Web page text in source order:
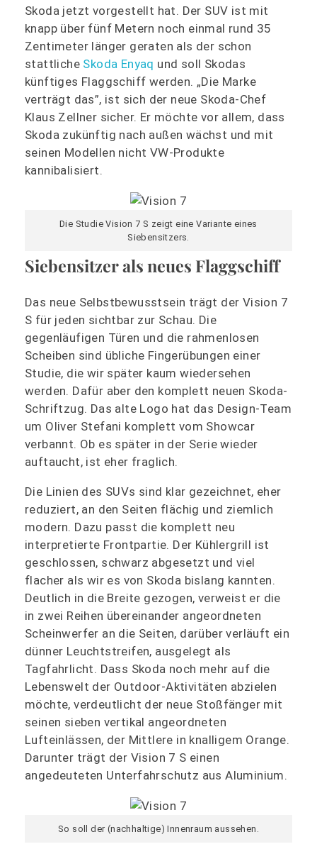
Skoda jetzt vorgestellt hat. Der SUV ist mit
knapp über fünf Metern noch einmal rund 35
Zentimeter länger geraten als der schon
stattliche Skoda Enyaq und soll Skodas
künftiges Flaggschiff werden. „Die Marke
verträgt das”, ist sich der neue Skoda-Chef
Klaus Zellner sicher. Er möchte vor allem, dass
Skoda zukünftig nach außen wächst und mit
seinen Modellen nicht VW-Produkte
kannibalisiert.
Die Studie Vision 7 S zeigt eine Variante eines
Siebensitzers.
Siebensitzer als neues Flaggschiff
Das neue Selbstbewusstsein trägt der Vision 7
S für jeden sichtbar zur Schau. Die
gegenläufigen Türen und die rahmenlosen
Scheiben sind übliche Fingerübungen einer
Studie, die wir später kaum wiedersehen
werden. Dafür aber den komplett neuen Skoda-
Schriftzug. Das alte Logo hat das Design-Team
um Oliver Stefani komplett vom Showcar
verbannt. Ob es später in der Serie wieder
auftaucht, ist eher fraglich.
Die Linien des SUVs sind klar gezeichnet, eher
reduziert, an den Seiten flächig und ziemlich
modern. Dazu passt die komplett neu
interpretierte Frontpartie. Der Kühlergrill ist
geschlossen, schwarz abgesetzt und viel
flacher als wir es von Skoda bislang kannten.
Deutlich in die Breite gezogen, verweist er die
in zwei Reihen übereinander angeordneten
Scheinwerfer an die Seiten, darüber verläuft ein
dünner Leuchtstreifen, ausgelegt als
Tagfahrlicht. Dass Skoda noch mehr auf die
Lebenswelt der Outdoor-Aktivitäten abzielen
möchte, verdeutlicht der neue Stoßfänger mit
seinen sieben vertikal angeordneten
Lufteinlässen, der Mittlere in knalligem Orange.
Darunter trägt der Vision 7 S einen
angedeuteten Unterfahrschutz aus Aluminium.
So soll der (nachhaltige) Innenraum aussehen.